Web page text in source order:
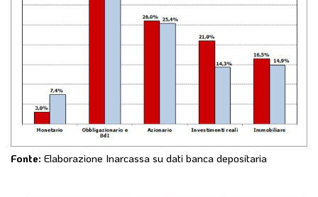
Fonte: Elaborazione Inarcassa su dati banca depositaria